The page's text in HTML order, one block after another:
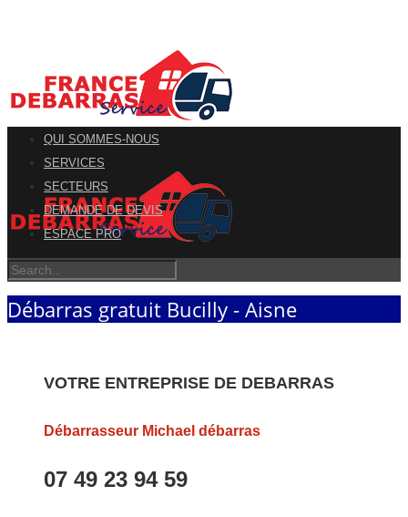
QUI SOMMES-NOUS
SERVICES
SECTEURS
DEMANDE DE DEVIS
ESPACE PRO
Débarras gratuit Bucilly - Aisne
VOTRE ENTREPRISE DE DEBARRAS
Débarrasseur Michael débarras
07 49 23 94 59